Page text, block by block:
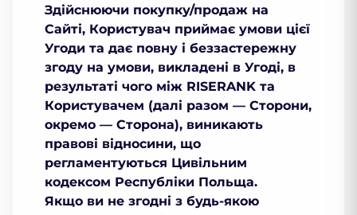
Здійснюючи покупку/продаж на
Сайті, Користувач приймає умови цієї
Угоди та дає повну і беззастережну
згоду на умови, викладені в Угоді, в
результаті чого між RISERANK та
Користувачем (далі разом — Сторони,
окремо — Сторона), виникають
правові відносини, що
регламентуються Цивільним
кодексом Республіки Польща.
Якщо ви не згодні з будь-якою